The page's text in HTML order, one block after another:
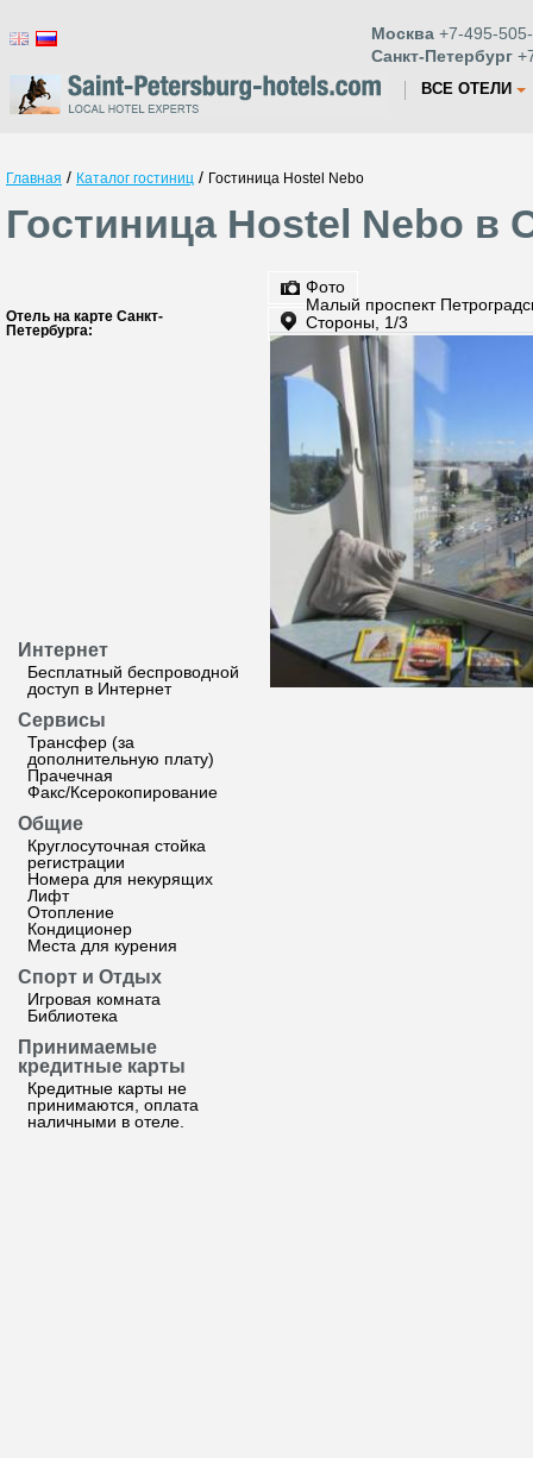
Москва +7-495-
Санкт-Петербург
ВСЕ ОТЕЛИ
Главная / Каталог гостиниц / Гостиница Hostel Nebo
Гостиница Hostel Nebo в
Отель на карте Санкт-
Петербурга:
Интернет
Бесплатный беспроводной
доступ в Интернет
Сервисы
Трансфер (за
дополнительную плату)
Прачечная
Факс/Ксерокопирование
Общие
Круглосуточная стойка
регистрации
Номера для некурящих
Лифт
Отопление
Кондиционер
Места для курения
Спорт и Отдых
Игровая комната
Библиотека
Принимаемые
кредитные карты
Кредитные карты не
принимаются, оплата
наличными в отеле.
Фото
Малый проспект
Стороны, 1/3